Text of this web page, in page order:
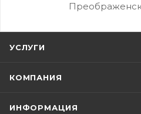
УСЛУГИ
КОМПАНИЯ
ИНФОРМАЦИЯ